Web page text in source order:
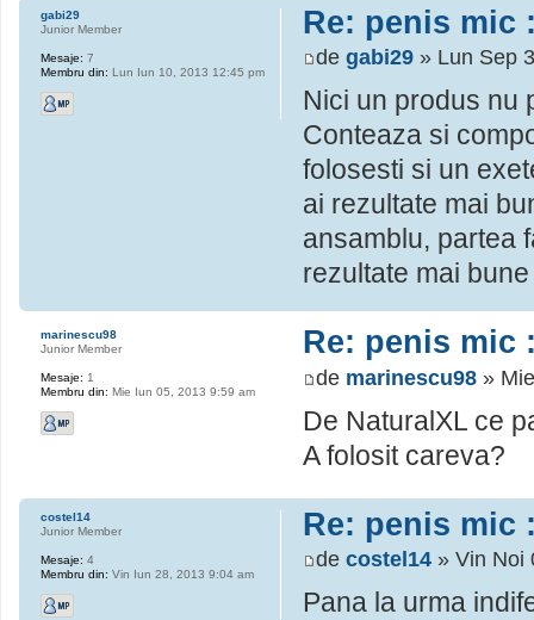
Re: penis mic
de gabi29 » Lun Sep
Nici un produs nu
Conteaza si
folosesti si un
ai rezultate mai
ansamblu, partea
rezultate mai
gabi29
Junior Member
Mesaje: 7
Membru din: Lun Iun 10, 2013 12:45 pm
Re: penis mic
de marinescu98 »
De NaturalXL ce
A folosit careva?
marinescu98
Junior Member
Mesaje: 1
Membru din: Mie Iun 05, 2013 9:59 am
Re: penis mic
de costel14 » Vin Noi
Pana la urma
costel14
Junior Member
Mesaje: 4
Membru din: Vin Iun 28, 2013 9:04 am